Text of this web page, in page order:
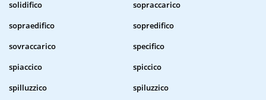
solidifico
sopraccarico
sopraedifico
sopredifico
sovraccarico
specifico
spiaccico
spiccico
spilluzzico
spiluzzico